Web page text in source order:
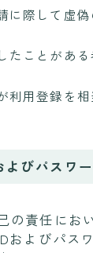
に際して虚偽
たことがある
利用登録を相
びパスワー
の責任にお
およびパス